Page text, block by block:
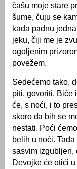
čašu moje stare
šume, čuju se
kada padnu
jeku, čiji me je
ogoljenim
povežem.
Sedećemo tako,
piti, govoriti. Biće
će, s noći, i to
skoro da bih se
nestati. Poći
belih u noći.
sasvim izgubljen,
Devojke će otići